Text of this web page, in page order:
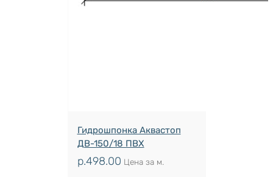
Гидрошпонка Аквастоп
ДВ-150/18 ПВХ
р.498.00 Цена за м.